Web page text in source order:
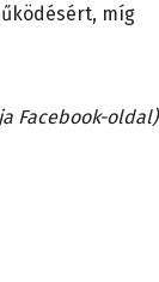
míg
Facebook-oldal)